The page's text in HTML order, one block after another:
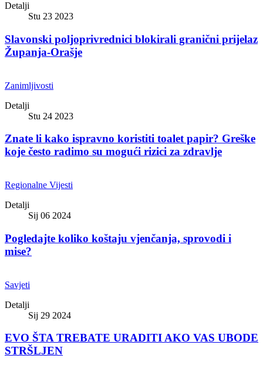
Detalji
Stu 23 2023
Slavonski poljoprivrednici blokirali granični prijelaz
Županja-Orašje
Zanimljivosti
Detalji
Stu 24 2023
Znate li kako ispravno koristiti toalet papir? Greške
koje često radimo su mogući rizici za zdravlje
Regionalne Vijesti
Detalji
Sij 06 2024
Pogledajte koliko koštaju vjenčanja, sprovodi i
mise?
Savjeti
Detalji
Sij 29 2024
EVO ŠTA TREBATE URADITI AKO VAS UBODE
STRŠLJEN